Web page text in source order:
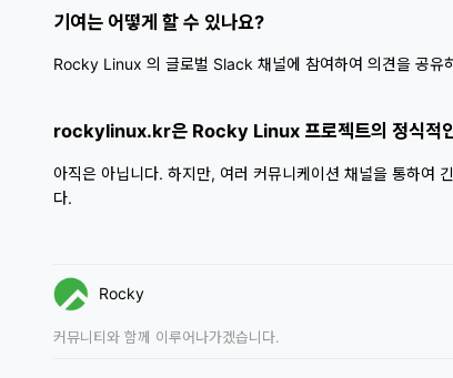
기여는 어떻게 할 수 있나요?
Rocky Linux 의 글로벌 Slack 채널에 참여하여 의견을 공유
rockylinux.kr은 Rocky Linux 프로젝트의 정식적
아직은 아닙니다. 하지만, 여러 커뮤니케이션 채널을 통하여
다.
Rocky
커뮤니티와 함께 이루어나가겠습니다.